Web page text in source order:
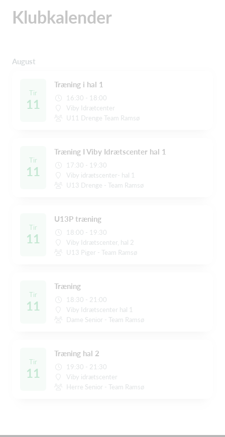
Klubkalender
August
Tir
11
Træning i hal 1
16:30 - 18:00
Viby Idrætcenter
U11 Drenge Team Ramsø
Tir
11
Træning I Viby Idrætscenter hal 1
17:30 - 19:30
Viby idrætscenter- hal 1
U13 Drenge - Team Ramsø
Tir
11
U13P træning
18:00 - 19:30
Viby Idrætscenter, hal 2
U13 Piger - Team Ramsø
Tir
11
Træning
18:30 - 21:00
Viby Idrætscenter hal 1
Dame Senior - Team Ramsø
Tir
11
Træning hal 2
19:30 - 21:30
Viby idrætscenter
Herre Senior - Team Ramsø